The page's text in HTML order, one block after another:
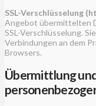
SSL-Verschlüsselung
Angebot übermittelten
SSL-Verschlüsselung.
Verbindungen an dem
Browsers.
Übermittlung